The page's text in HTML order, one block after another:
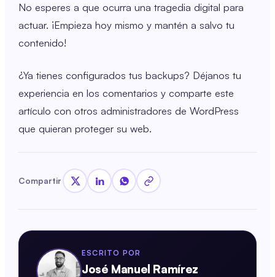
No esperes a que ocurra una tragedia digital para
actuar. ¡Empieza hoy mismo y mantén a salvo tu
contenido!
¿Ya tienes configurados tus backups? Déjanos tu
experiencia en los comentarios y comparte este
artículo con otros administradores de WordPress
que quieran proteger su web.
Compartir
ESCRITO POR
José Manuel Ramírez